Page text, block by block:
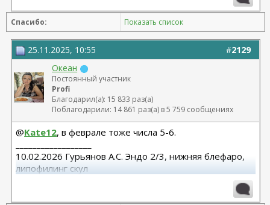
08.2015, allergan 240, 255. Аврамович А.Г., Клиника СЛ
(молодости и красоты)
Спасибо: Показать список
#2129
25.11.2025, 10:55
Океан
Постоянный участник
Profi
Благодарил(а): 15 833 раз(а)
Поблагодарили: 14 861 раз(а) в 5 759 сообщениях
@Kate12, в феврале тоже числа 5-6.
10.02.2026 Гурьянов А.С. Эндо 2/3, нижняя блефаро,
липофилинг скул